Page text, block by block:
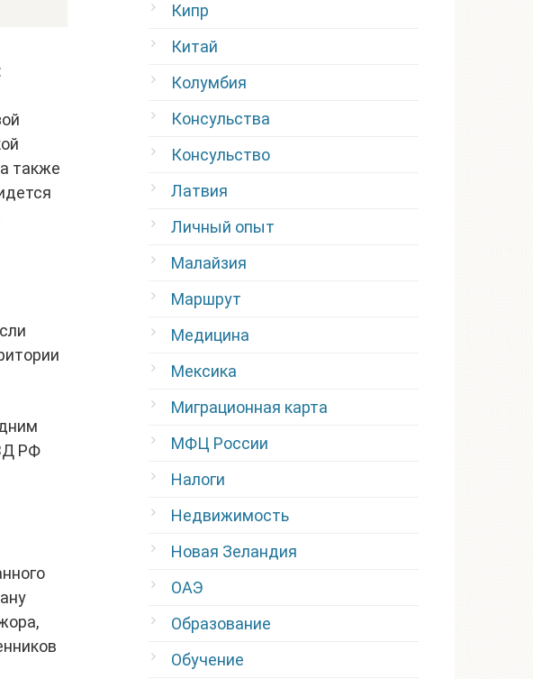
также
РФ
Кипр
Китай
Колумбия
Консульства
Консульство
Латвия
Личный опыт
Малайзия
Маршрут
Медицина
Мексика
Миграционная карта
МФЦ России
Налоги
Недвижимость
Новая Зеландия
ОАЭ
Образование
Обучение